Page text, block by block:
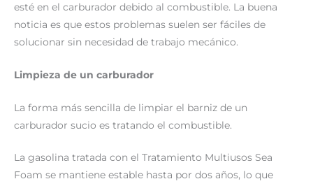
esté en el carburador debido al combustible. La buena
noticia es que estos problemas suelen ser fáciles de
solucionar sin necesidad de trabajo mecánico.
Limpieza de un carburador
La forma más sencilla de limpiar el barniz de un
carburador sucio es tratando el combustible.
La gasolina tratada con el Tratamiento Multiusos Sea
Foam se mantiene estable hasta por dos años, lo que